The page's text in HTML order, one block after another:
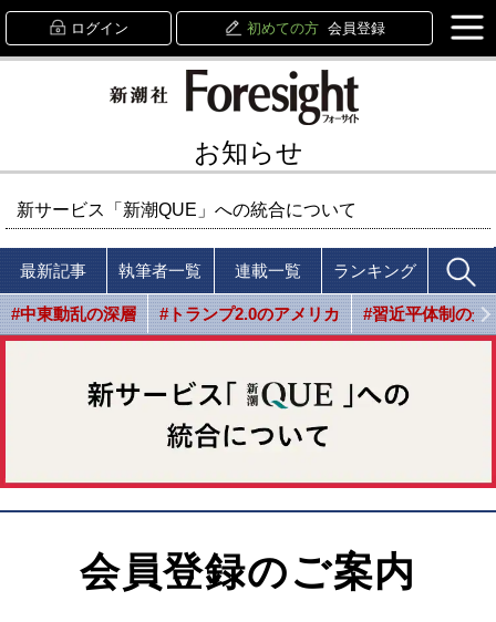
ログイン 初めての方 会員登録
お知らせ
新サービス「新潮QUE」への統合について
最新記事 執筆者一覧 連載一覧 ランキング
#中東動乱の深層 #トランプ2.0のアメリカ #習近平体制の光
会員登録のご案内